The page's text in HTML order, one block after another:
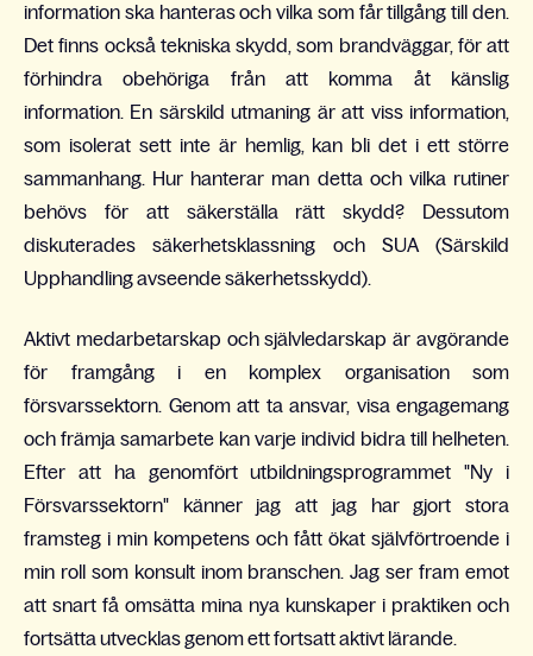
information ska hanteras och vilka som får tillgång till den.
Det finns också tekniska skydd, som brandväggar, för att
förhindra obehöriga från att komma åt känslig
information. En särskild utmaning är att viss information,
som isolerat sett inte är hemlig, kan bli det i ett större
sammanhang. Hur hanterar man detta och vilka rutiner
behövs för att säkerställa rätt skydd? Dessutom
diskuterades säkerhetsklassning och SUA (Särskild
Upphandling avseende säkerhetsskydd).
Aktivt medarbetarskap och självledarskap är avgörande
för framgång i en komplex organisation som
försvarssektorn. Genom att ta ansvar, visa engagemang
och främja samarbete kan varje individ bidra till helheten.
Efter att ha genomfört utbildningsprogrammet "Ny i
Försvarssektorn" känner jag att jag har gjort stora
framsteg i min kompetens och fått ökat självförtroende i
min roll som konsult inom branschen. Jag ser fram emot
att snart få omsätta mina nya kunskaper i praktiken och
fortsätta utvecklas genom ett fortsatt aktivt lärande.